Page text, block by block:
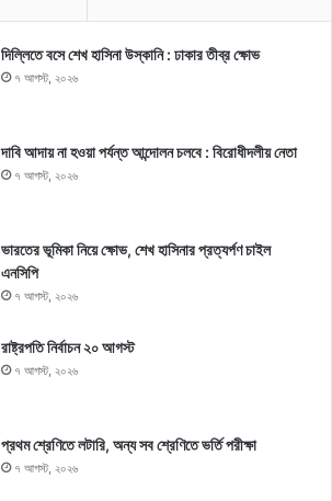
দিল্লিতে বসে শেখ হাসিনা উস্কানি : ঢাকার তীব্র ক্ষোভ
৭ আগস্ট, ২০২৬
দাবি আদায় না হওয়া পর্যন্ত আন্দোলন চলবে : বিরোধীদলীয় নেতা
৭ আগস্ট, ২০২৬
ভারতের ভূমিকা নিয়ে ক্ষোভ, শেখ হাসিনার প্রত্যর্পণ চাইল
এনসিপি
৭ আগস্ট, ২০২৬
রাষ্ট্রপতি নির্বাচন ২০ আগস্ট
৭ আগস্ট, ২০২৬
প্রথম শ্রেণিতে লটারি, অন্য সব শ্রেণিতে ভর্তি পরীক্ষা
৭ আগস্ট, ২০২৬